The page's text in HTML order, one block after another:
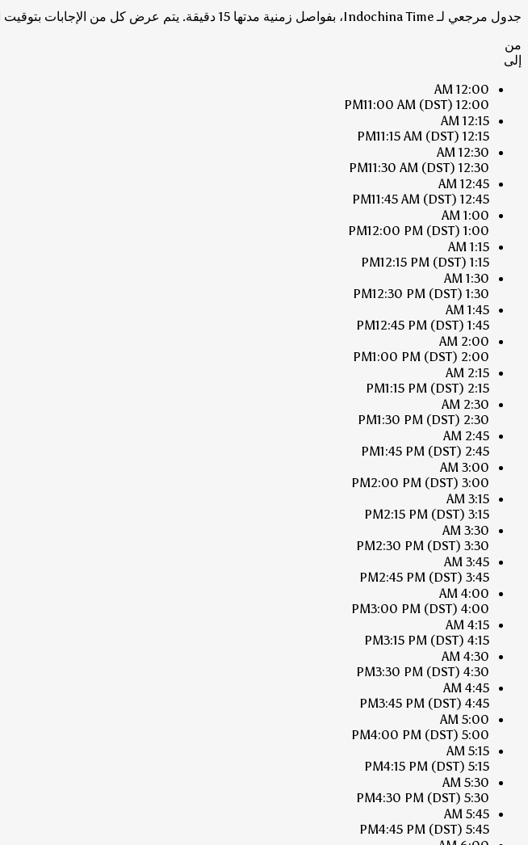
جدول مرجعي لـ Indochina Time، بفواصل زمنية مدتها 15 دقيقة. يتم عرض كل من الإجابات بتوقيت القياسي وتوقيت التوفير الضوئي حيثما تختلف.
من
إلى
12:00 AM
12:00 PM
11:00 AM (DST)
12:15 AM
12:15 PM
11:15 AM (DST)
12:30 AM
12:30 PM
11:30 AM (DST)
12:45 AM
12:45 PM
11:45 AM (DST)
1:00 AM
1:00 PM
12:00 PM (DST)
1:15 AM
1:15 PM
12:15 PM (DST)
1:30 AM
1:30 PM
12:30 PM (DST)
1:45 AM
1:45 PM
12:45 PM (DST)
2:00 AM
2:00 PM
1:00 PM (DST)
2:15 AM
2:15 PM
1:15 PM (DST)
2:30 AM
2:30 PM
1:30 PM (DST)
2:45 AM
2:45 PM
1:45 PM (DST)
3:00 AM
3:00 PM
2:00 PM (DST)
3:15 AM
3:15 PM
2:15 PM (DST)
3:30 AM
3:30 PM
2:30 PM (DST)
3:45 AM
3:45 PM
2:45 PM (DST)
4:00 AM
4:00 PM
3:00 PM (DST)
4:15 AM
4:15 PM
3:15 PM (DST)
4:30 AM
4:30 PM
3:30 PM (DST)
4:45 AM
4:45 PM
3:45 PM (DST)
5:00 AM
5:00 PM
4:00 PM (DST)
5:15 AM
5:15 PM
4:15 PM (DST)
5:30 AM
5:30 PM
4:30 PM (DST)
5:45 AM
5:45 PM
4:45 PM (DST)